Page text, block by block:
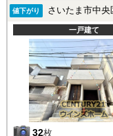
値下がり さいたま市中
一戸建て
32枚